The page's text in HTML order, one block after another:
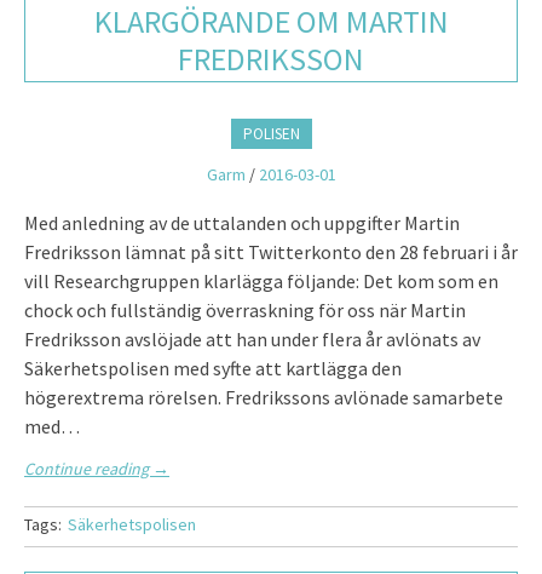
KLARGÖRANDE OM MARTIN
FREDRIKSSON
POLISEN
Garm / 2016-03-01
Med anledning av de uttalanden och uppgifter Martin
Fredriksson lämnat på sitt Twitterkonto den 28 februari i år
vill Researchgruppen klarlägga följande: Det kom som en
chock och fullständig överraskning för oss när Martin
Fredriksson avslöjade att han under flera år avlönats av
Säkerhetspolisen med syfte att kartlägga den
högerextrema rörelsen. Fredrikssons avlönade samarbete
med…
Continue reading →
Tags: Säkerhetspolisen